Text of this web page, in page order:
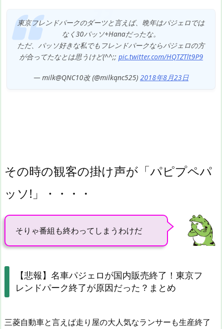
東京フレンドパークのダーツと言えば、晩年はパジェロでは
なく30パッソ+Hanaだったな。
ただ、パッソ好きな私でもフレンドパークならパジェロの方
が合ってたなとは思うけど(^^;; pic.twitter.com/HQTZTlt9P9
— milk@QNC10改 (@milkqnc525) 2018年8月23日
その時の観客の掛け声が「パピプペパ
ッソ!」・・・・
そりゃ番組も終わってしまうわけだ
【悲報】名車パジェロが国内販売終了！東京フ
レンドパーク終了が原因だった？まとめ
三菱自動車と言えば走り屋の大人気なランサーも生産終了